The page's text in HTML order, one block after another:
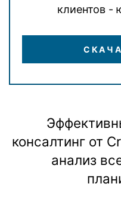
клиентов -
консалтинг от
анализ